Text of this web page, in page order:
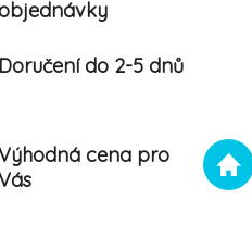
objednávky
Doručení do 2-5 dnů
cena pro